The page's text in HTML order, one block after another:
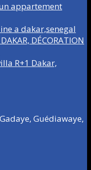
appartement
a dakar,senegal
DÉCORATION
R+1 Dakar,
Guédiawaye,